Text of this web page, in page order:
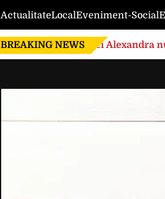
ActualitateLocalEveniment-Social
BREAKING NEWS Nici Alexandra
de căsnicie